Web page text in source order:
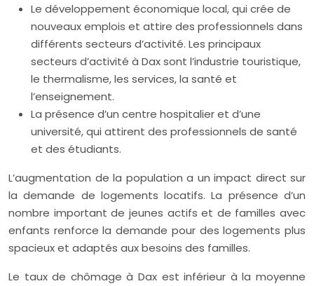
Le développement économique local, qui crée de
nouveaux emplois et attire des professionnels dans
différents secteurs d’activité. Les principaux
secteurs d’activité à Dax sont l’industrie touristique,
le thermalisme, les services, la santé et
l’enseignement.
La présence d’un centre hospitalier et d’une
université, qui attirent des professionnels de santé
et des étudiants.
L’augmentation de la population a un impact direct sur
la demande de logements locatifs. La présence d’un
nombre important de jeunes actifs et de familles avec
enfants renforce la demande pour des logements plus
spacieux et adaptés aux besoins des familles.
Le taux de chômage à Dax est inférieur à la moyenne